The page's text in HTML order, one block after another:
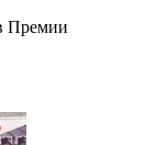
Премии